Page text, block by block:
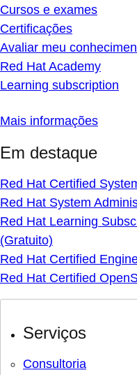
Cursos e exames
Certificações
Avaliar meu
Red Hat Academy
Learning subscription
Mais informações
Em destaque
Red Hat Certified
Red Hat System
Red Hat Learning
(Gratuito)
Red Hat Certified
Red Hat Certified
Serviços
Consultoria